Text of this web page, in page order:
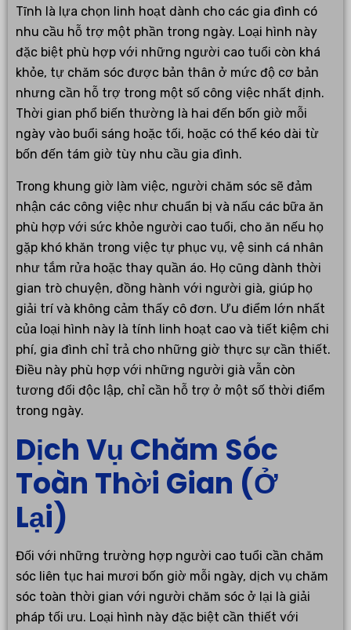
Tĩnh là lựa chọn linh hoạt dành cho các gia đình có
nhu cầu hỗ trợ một phần trong ngày. Loại hình này
đặc biệt phù hợp với những người cao tuổi còn khá
khỏe, tự chăm sóc được bản thân ở mức độ cơ bản
nhưng cần hỗ trợ trong một số công việc nhất định.
Thời gian phổ biến thường là hai đến bốn giờ mỗi
ngày vào buổi sáng hoặc tối, hoặc có thể kéo dài từ
bốn đến tám giờ tùy nhu cầu gia đình.
Trong khung giờ làm việc, người chăm sóc sẽ đảm
nhận các công việc như chuẩn bị và nấu các bữa ăn
phù hợp với sức khỏe người cao tuổi, cho ăn nếu họ
gặp khó khăn trong việc tự phục vụ, vệ sinh cá nhân
như tắm rửa hoặc thay quần áo. Họ cũng dành thời
gian trò chuyện, đồng hành với người già, giúp họ
giải trí và không cảm thấy cô đơn. Ưu điểm lớn nhất
của loại hình này là tính linh hoạt cao và tiết kiệm chi
phí, gia đình chỉ trả cho những giờ thực sự cần thiết.
Điều này phù hợp với những người già vẫn còn
tương đối độc lập, chỉ cần hỗ trợ ở một số thời điểm
trong ngày.
Dịch Vụ Chăm Sóc
Toàn Thời Gian (Ở
Lại)
Đối với những trường hợp người cao tuổi cần chăm
sóc liên tục hai mươi bốn giờ mỗi ngày, dịch vụ chăm
sóc toàn thời gian với người chăm sóc ở lại là giải
pháp tối ưu. Loại hình này đặc biệt cần thiết với